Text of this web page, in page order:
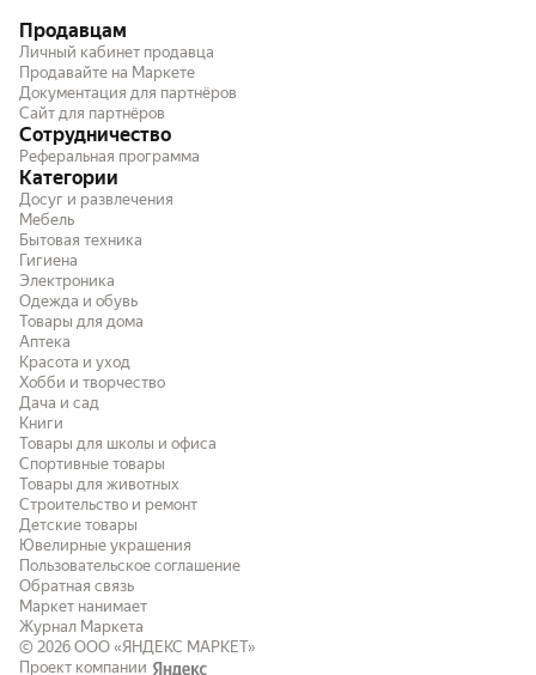
Продавцам
Личный кабинет продавца
Продавайте на Маркете
Документация для партнёров
Сайт для партнёров
Сотрудничество
Реферальная программа
Категории
Досуг и развлечения
Мебель
Бытовая техника
Гигиена
Электроника
Одежда и обувь
Товары для дома
Аптека
Красота и уход
Хобби и творчество
Дача и сад
Книги
Товары для школы и офиса
Спортивные товары
Товары для животных
Строительство и ремонт
Детские товары
Ювелирные украшения
Пользовательское соглашение
Обратная связь
Маркет нанимает
Журнал Маркета
© 2026 ООО «ЯНДЕКС МАРКЕТ»
Проект компании